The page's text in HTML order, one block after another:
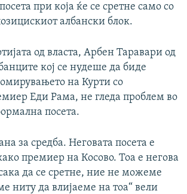
при која ќе се сретне само со
албански блок.
од власта, Арбен Таравари од
кој се нудеше да биде
на Курти со
Еди Рама, не гледа проблем во
посета.
за средба. Неговата посета е
премиер на Косово. Тоа е негова
да се сретне, ние не можеме
ниту да влијаеме на тоа“ вели